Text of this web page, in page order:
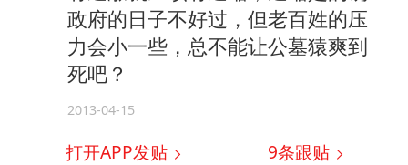
政府的日子不好过，但老百姓的压
力会小一些，总不能让公墓猿爽到
死吧？
2013-04-15
打开APP发贴 9条跟贴